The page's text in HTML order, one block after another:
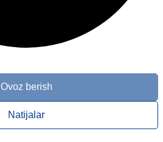
Ovoz berish
Natijalar